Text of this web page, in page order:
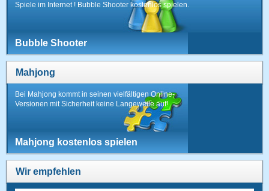
Spiele im Internet ! Bubble Shooter kostenlos spielen.
Bubble Shooter
Mahjong
Bei Mahjong kommt in seinen vielfältigen Online-
Versionen mit Sicherheit keine Langeweile auf!
Mahjong kostenlos spielen
Wir empfehlen